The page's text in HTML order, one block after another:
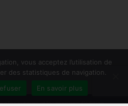
les auteurs et les maisons d'édition
vous acceptez l’utilisation de
des statistiques de navigation.
En savoir plus